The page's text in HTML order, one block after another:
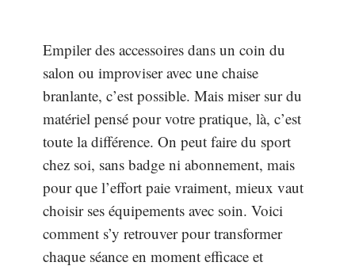
Empiler des accessoires dans un coin du
salon ou improviser avec une chaise
branlante, c’est possible. Mais miser sur du
matériel pensé pour votre pratique, là, c’est
toute la différence. On peut faire du sport
chez soi, sans badge ni abonnement, mais
pour que l’effort paie vraiment, mieux vaut
choisir ses équipements avec soin. Voici
comment s’y retrouver pour transformer
chaque séance en moment efficace et